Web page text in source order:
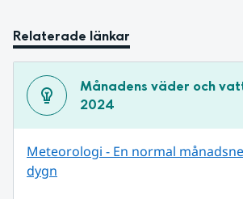
Relaterade länkar
Månadens väder och
2024
Meteorologi - En normal
dygn